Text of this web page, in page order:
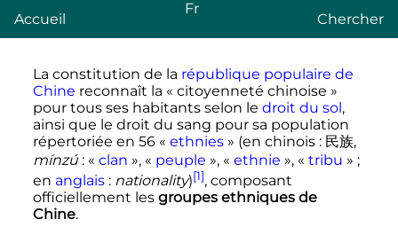
Accueil
Fr
Chercher
La constitution de la république populaire de
Chine reconnaît la « citoyenneté chinoise »
pour tous ses habitants selon le droit du sol,
ainsi que le droit du sang pour sa population
répertoriée en 56 « ethnies » (en chinois : 民族,
mínzú : « clan », « peuple », « ethnie », « tribu » ;
en anglais : nationality)[1], composant
officiellement les groupes ethniques de
Chine.